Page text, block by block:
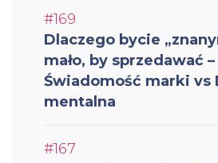
#169
Dlaczego bycie
mało, by sprzedawać –
Świadomość marki vs
mentalna
#167